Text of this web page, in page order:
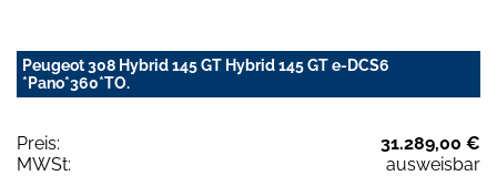
Peugeot 308 Hybrid 145 GT Hybrid 145 GT e-DCS6
*Pano*360*TO.
Preis:
31.289,00 €
MWSt:
ausweisbar